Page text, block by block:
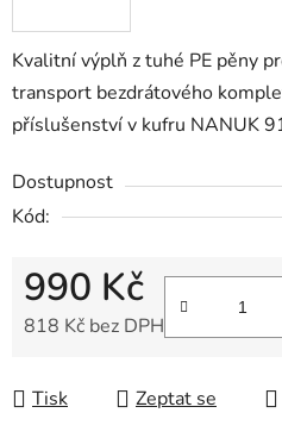
Kvalitní výplň z tuhé PE pěny
transport bezdrátového
příslušenství v kufru NANUK
Dostupnost
Kód:
990 Kč
818 Kč bez DPH
Tisk Zeptat se